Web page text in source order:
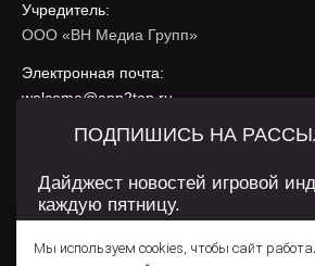
Учредитель:
ООО «ВН Медиа Групп»
Электронная почта:
welcome@app2top.ru
При использовании материалов активная
Сайт использует IP адреса, cookie, данные
использования содержатся вПолитике
Мы используем cookies, чтобы сайт
ПОДПИШИСЬ НА
Дайджест новостей игровой
каждую пятницу.